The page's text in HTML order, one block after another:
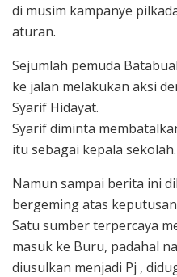
di musim kampanye
aturan.
Sejumlah pemuda
ke jalan melakukan aksi
Syarif Hidayat.
Syarif diminta
itu sebagai kepala sekolah.
Namun sampai berita ini
bergeming atas
Satu sumber terpercaya
masuk ke Buru, padahal
diusulkan menjadi Pj ,